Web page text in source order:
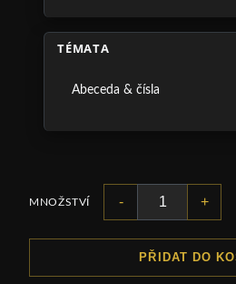
TÉMATA
Abeceda & čísla
MNOŽSTVÍ - +
PŘIDAT DO